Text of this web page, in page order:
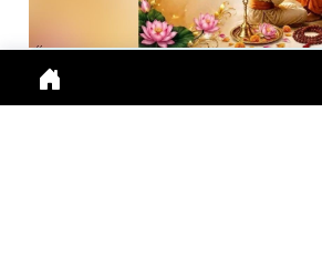
गुरु पूर्णिमा 2026: गुरु महिमा, आस्था और